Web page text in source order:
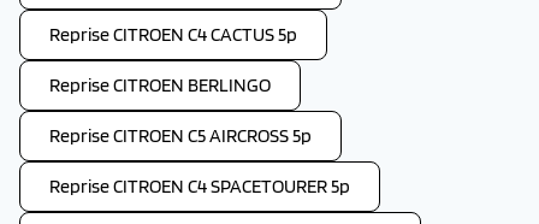
Reprise CITROEN C4 CACTUS 5p
Reprise CITROEN BERLINGO
Reprise CITROEN C5 AIRCROSS 5p
Reprise CITROEN C4 SPACETOURER 5p